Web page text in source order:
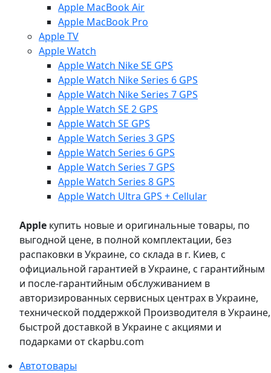
Apple MacBook Air
Apple MacBook Pro
Apple TV
Apple Watch
Apple Watch Nike SE GPS
Apple Watch Nike Series 6 GPS
Apple Watch Nike Series 7 GPS
Apple Watch SE 2 GPS
Apple Watch SE GPS
Apple Watch Series 3 GPS
Apple Watch Series 6 GPS
Apple Watch Series 7 GPS
Apple Watch Series 8 GPS
Apple Watch Ultra GPS + Cellular
Apple купить новые и оригинальные товары, по
выгодной цене, в полной комплектации, без
распаковки в Украине, со склада в г. Киев, с
официальной гарантией в Украине, с гарантийным
и после-гарантийным обслуживанием в
авторизированных сервисных центрах в Украине,
технической поддержкой Производителя в Украине,
быстрой доставкой в Украине с акциями и
подарками от ckapbu.com
Автотовары